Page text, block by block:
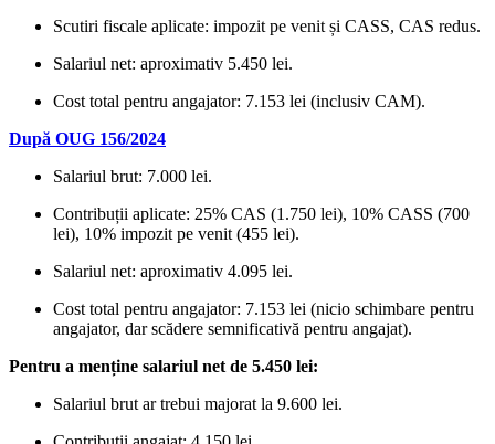
Scutiri fiscale aplicate: impozit pe venit și CASS, CAS redus.
Salariul net: aproximativ 5.450 lei.
Cost total pentru angajator: 7.153 lei (inclusiv CAM).
După OUG 156/2024
Salariul brut: 7.000 lei.
Contribuții aplicate: 25% CAS (1.750 lei), 10% CASS (700
lei), 10% impozit pe venit (455 lei).
Salariul net: aproximativ 4.095 lei.
Cost total pentru angajator: 7.153 lei (nicio schimbare pentru
angajator, dar scădere semnificativă pentru angajat).
Pentru a menține salariul net de 5.450 lei:
Salariul brut ar trebui majorat la 9.600 lei.